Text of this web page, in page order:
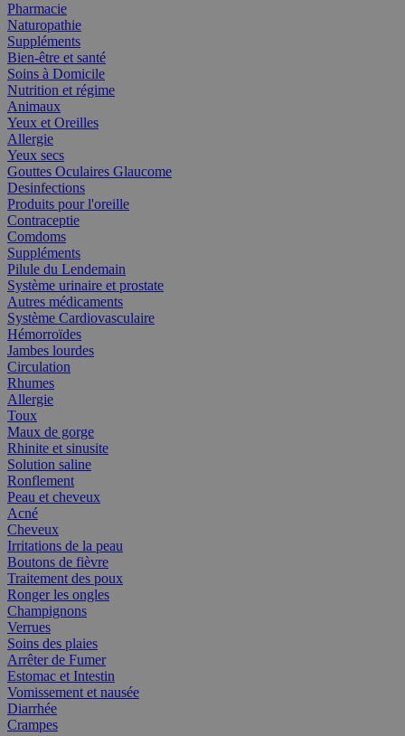
Pharmacie
Naturopathie
Suppléments
Bien-être et santé
Soins à Domicile
Nutrition et régime
Animaux
Yeux et Oreilles
Allergie
Yeux secs
Gouttes Oculaires Glaucome
Desinfections
Produits pour l'oreille
Contraceptie
Comdoms
Suppléments
Pilule du Lendemain
Système urinaire et prostate
Autres médicaments
Système Cardiovasculaire
Hémorroïdes
Jambes lourdes
Circulation
Rhumes
Allergie
Toux
Maux de gorge
Rhinite et sinusite
Solution saline
Ronflement
Peau et cheveux
Acné
Cheveux
Irritations de la peau
Boutons de fièvre
Traitement des poux
Ronger les ongles
Champignons
Verrues
Soins des plaies
Arrêter de Fumer
Estomac et Intestin
Vomissement et nausée
Diarrhée
Crampes